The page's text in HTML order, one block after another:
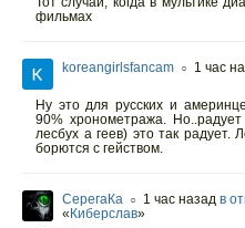
фильмах
koreangirlsfancam ○ 1 час
Ну это для русских и
90% хронометража.
лесбух а геев) это так радует.
борются с гейством.
СерегаКа ○ 1 час назад в
« Киберслав»